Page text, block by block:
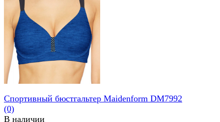
Спортивный бюстгальтер Maidenform DM7992
(0)
В наличии